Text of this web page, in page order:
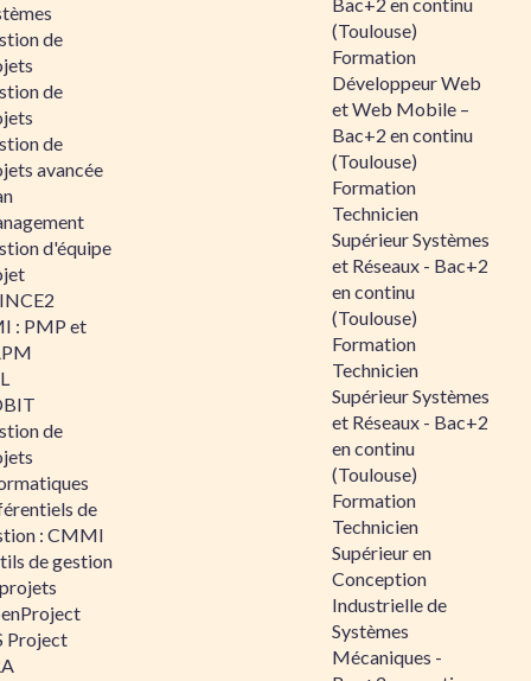
de
de
de
avancée
d'équipe
: PMP et
de
de
: CMMI
de gestion
Project
(Toulouse)
Formation
Développeur Web
et Web Mobile –
Bac+2 en continu
(Toulouse)
Formation
Technicien
Supérieur Systèmes
et Réseaux - Bac+2
en continu
(Toulouse)
Formation
Technicien
Supérieur Systèmes
et Réseaux - Bac+2
en continu
(Toulouse)
Formation
Technicien
Supérieur en
Conception
Industrielle de
Systèmes
Mécaniques -